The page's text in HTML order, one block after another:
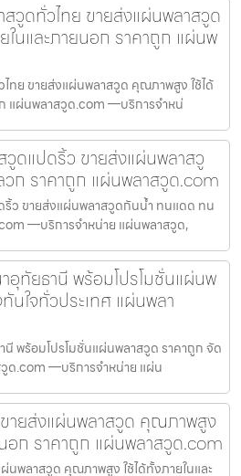
สวูดทั่วไทย ขายส่งแผ่นพลาสวูด
นและภายนอก ราคาถูก แผ่นพ
ทย ขายส่งแผ่นพลาสวูด คุณภาพสูง ใช้ได้
แผ่นพลาสวูด.com —บริการจำหน่
ดแปดริ้ว ขายส่งแผ่นพลาสวู
ก ราคาถูก แผ่นพลาสวูด.com
ว ขายส่งแผ่นพลาสวูดกันน้ำ ทนแดด ทน
—บริการจำหน่าย แผ่นพลาสวูด,
อุทัยธานี พร้อมโปรโมชั่นแผ่นพ
นใจทั่วประเทศ แผ่นพลา
พร้อมโปรโมชั่นแผ่นพลาสวูด ราคาถูก จัด
ด.com —บริการจำหน่าย แผ่น
ายส่งแผ่นพลาสวูด คุณภาพสูง
อก ราคาถูก แผ่นพลาสวูด.com
นพลาสวูด คุณภาพสูง ใช้ได้ทั้งภายในและ